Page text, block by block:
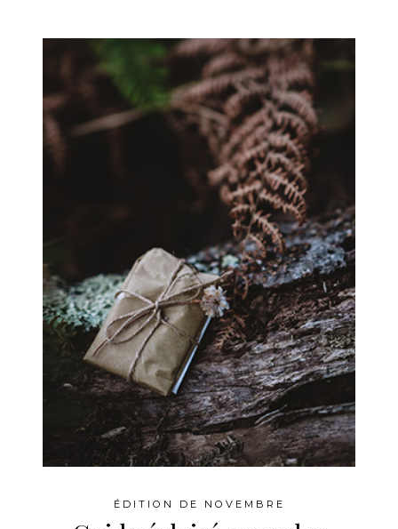
ÉDITION DE NOVEMBRE